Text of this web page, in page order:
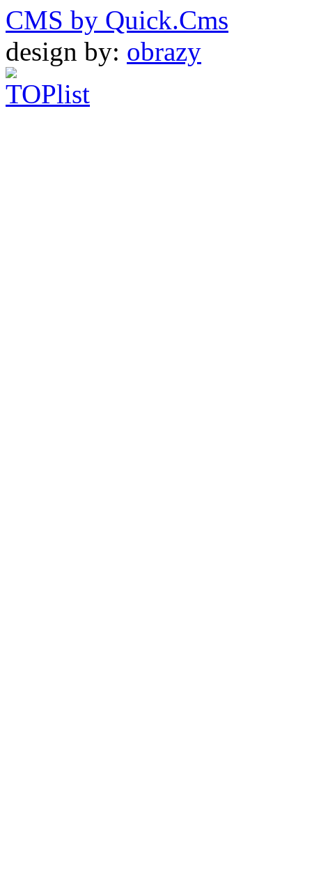
CMS by Quick.Cms
design by: obrazy